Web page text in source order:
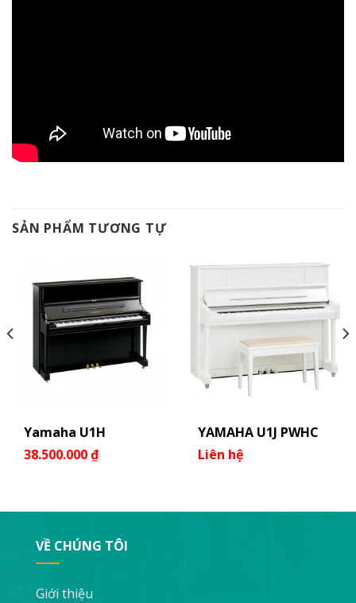
SẢN PHẨM TƯƠNG TỰ
Yamaha U1H
38.500.000₫
YAMAHA U1J PWHC
Liên hệ
VỀ CHÚNG TÔI
Giới thiệu